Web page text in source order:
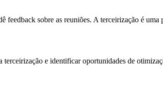
feedback sobre as reuniões. A terceirização é uma
terceirização e identificar oportunidades de